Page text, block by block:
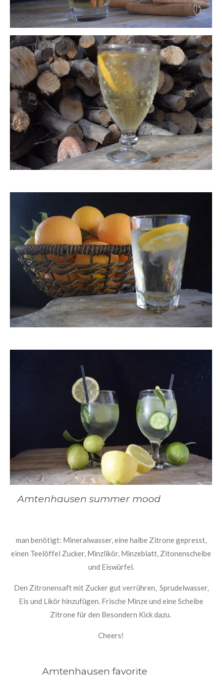
Amtenhausen summer mood
man benötigt: Mineralwasser, eine halbe Zitrone gepresst,
einen Teelöffel Zucker, Minzlikör, Minzeblatt, Zitonenscheibe
und Eiswürfel.
Den Zitronensaft mit Zucker gut verrühren, Sprudelwasser,
Eis und Likör hinzufügen. Frische Minze und eine Scheibe
Zitrone für den Besondern Kick dazu.
Cheers!
Amtenhausen favorite